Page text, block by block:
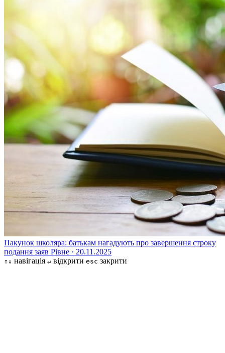
Пакунок школяра: батькам нагадують про завершення строку
подання заяв Рівне · 20.11.2025
↑↓ навігація ↵ відкрити esc закрити